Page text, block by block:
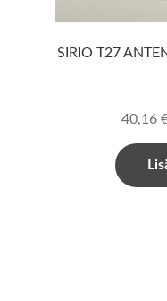
SIRIO T27
40,16